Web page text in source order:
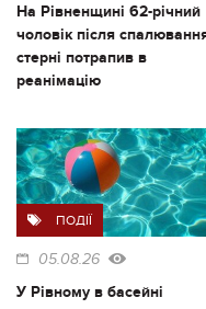
На Рівненщині 62-річний
чоловік після
стерні потрапив в
реанімацію
ПОДІЇ
05.08.26
У Рівному в басейні